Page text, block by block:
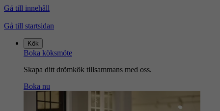
Gå till innehåll
Gå till startsidan
Kök
Boka köksmöte
Skapa ditt drömkök tillsammans med oss.
Boka nu